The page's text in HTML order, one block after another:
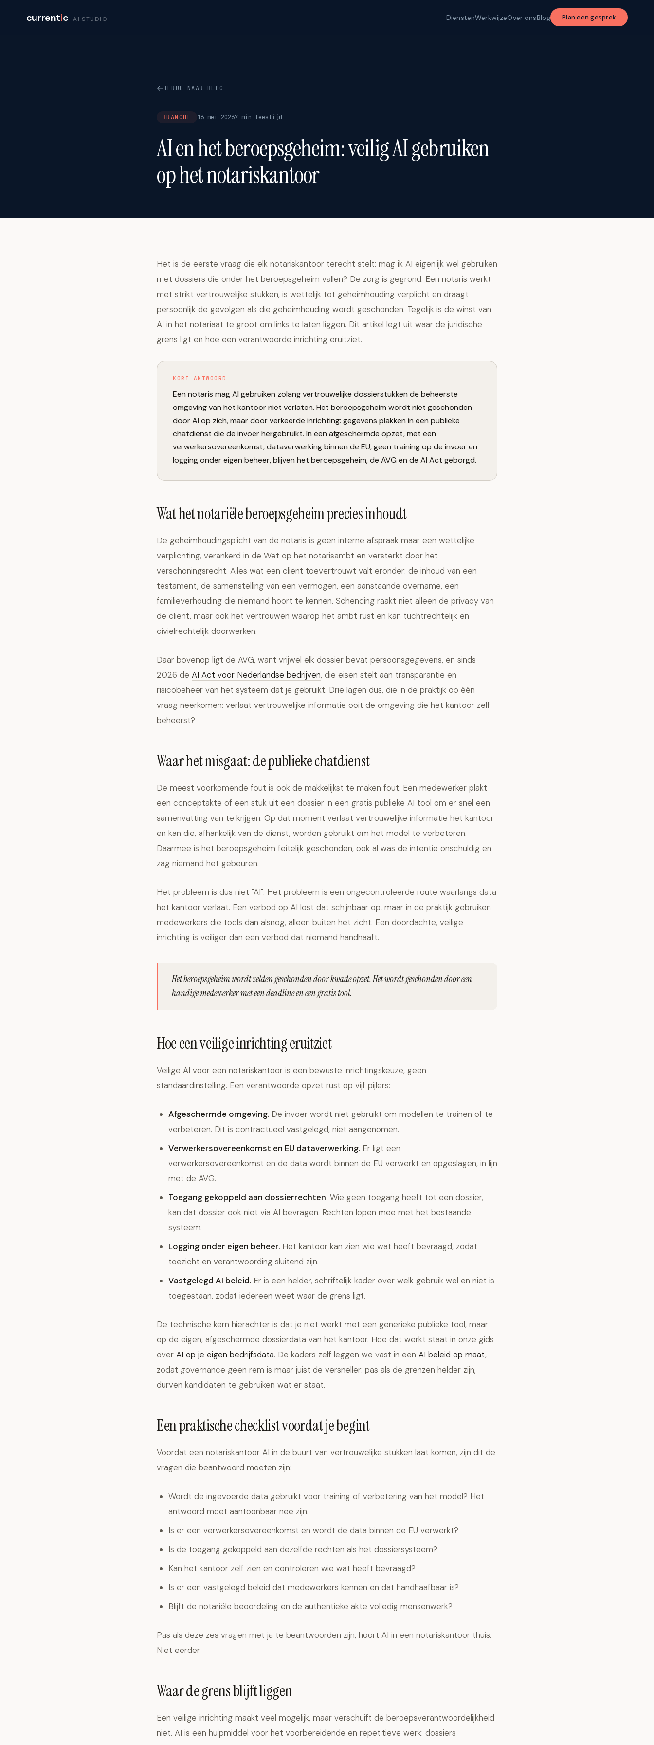
currentic AI STUDIO DienstenWerkwijzeOver onsBlog Plan een gesprek
TERUG NAAR BLOG
BRANCHE 16 mei 20267 min leestijd
AI en het beroepsgeheim: veilig AI gebruiken
op het notariskantoor
Het is de eerste vraag die elk notariskantoor terecht stelt: mag ik AI eigenlijk wel gebruiken
met dossiers die onder het beroepsgeheim vallen? De zorg is gegrond. Een notaris werkt
met strikt vertrouwelijke stukken, is wettelijk tot geheimhouding verplicht en draagt
persoonlijk de gevolgen als die geheimhouding wordt geschonden. Tegelijk is de winst van
AI in het notariaat te groot om links te laten liggen. Dit artikel legt uit waar de juridische
grens ligt en hoe een verantwoorde inrichting eruitziet.
KORT ANTWOORD
Een notaris mag AI gebruiken zolang vertrouwelijke dossierstukken de beheerste
omgeving van het kantoor niet verlaten. Het beroepsgeheim wordt niet geschonden
door AI op zich, maar door verkeerde inrichting: gegevens plakken in een publieke
chatdienst die de invoer hergebruikt. In een afgeschermde opzet, met een
verwerkersovereenkomst, dataverwerking binnen de EU, geen training op de invoer en
logging onder eigen beheer, blijven het beroepsgeheim, de AVG en de AI Act geborgd.
Wat het notariële beroepsgeheim precies inhoudt
De geheimhoudingsplicht van de notaris is geen interne afspraak maar een wettelijke
verplichting, verankerd in de Wet op het notarisambt en versterkt door het
verschoningsrecht. Alles wat een cliënt toevertrouwt valt eronder: de inhoud van een
testament, de samenstelling van een vermogen, een aanstaande overname, een
familieverhouding die niemand hoort te kennen. Schending raakt niet alleen de privacy van
de cliënt, maar ook het vertrouwen waarop het ambt rust en kan tuchtrechtelijk en
civielrechtelijk doorwerken.
Daar bovenop ligt de AVG, want vrijwel elk dossier bevat persoonsgegevens, en sinds
2026 de AI Act voor Nederlandse bedrijven, die eisen stelt aan transparantie en
risicobeheer van het systeem dat je gebruikt. Drie lagen dus, die in de praktijk op één
vraag neerkomen: verlaat vertrouwelijke informatie ooit de omgeving die het kantoor zelf
beheerst?
Waar het misgaat: de publieke chatdienst
De meest voorkomende fout is ook de makkelijkst te maken fout. Een medewerker plakt
een conceptakte of een stuk uit een dossier in een gratis publieke AI tool om er snel een
samenvatting van te krijgen. Op dat moment verlaat vertrouwelijke informatie het kantoor
en kan die, afhankelijk van de dienst, worden gebruikt om het model te verbeteren.
Daarmee is het beroepsgeheim feitelijk geschonden, ook al was de intentie onschuldig en
zag niemand het gebeuren.
Het probleem is dus niet "AI". Het probleem is een ongecontroleerde route waarlangs data
het kantoor verlaat. Een verbod op AI lost dat schijnbaar op, maar in de praktijk gebruiken
medewerkers die tools dan alsnog, alleen buiten het zicht. Een doordachte, veilige
inrichting is veiliger dan een verbod dat niemand handhaaft.
Het beroepsgeheim wordt zelden geschonden door kwade opzet. Het wordt geschonden door een
handige medewerker met een deadline en een gratis tool.
Hoe een veilige inrichting eruitziet
Veilige AI voor een notariskantoor is een bewuste inrichtingskeuze, geen
standaardinstelling. Een verantwoorde opzet rust op vijf pijlers:
Afgeschermde omgeving. De invoer wordt niet gebruikt om modellen te trainen of te
verbeteren. Dit is contractueel vastgelegd, niet aangenomen.
Verwerkersovereenkomst en EU dataverwerking. Er ligt een
verwerkersovereenkomst en de data wordt binnen de EU verwerkt en opgeslagen, in lijn
met de AVG.
Toegang gekoppeld aan dossierrechten. Wie geen toegang heeft tot een dossier,
kan dat dossier ook niet via AI bevragen. Rechten lopen mee met het bestaande
systeem.
Logging onder eigen beheer. Het kantoor kan zien wie wat heeft bevraagd, zodat
toezicht en verantwoording sluitend zijn.
Vastgelegd AI beleid. Er is een helder, schriftelijk kader over welk gebruik wel en niet is
toegestaan, zodat iedereen weet waar de grens ligt.
De technische kern hierachter is dat je niet werkt met een generieke publieke tool, maar
op de eigen, afgeschermde dossierdata van het kantoor. Hoe dat werkt staat in onze gids
over AI op je eigen bedrijfsdata. De kaders zelf leggen we vast in een AI beleid op maat,
zodat governance geen rem is maar juist de versneller: pas als de grenzen helder zijn,
durven kandidaten te gebruiken wat er staat.
Een praktische checklist voordat je begint
Voordat een notariskantoor AI in de buurt van vertrouwelijke stukken laat komen, zijn dit de
vragen die beantwoord moeten zijn:
Wordt de ingevoerde data gebruikt voor training of verbetering van het model? Het
antwoord moet aantoonbaar nee zijn.
Is er een verwerkersovereenkomst en wordt de data binnen de EU verwerkt?
Is de toegang gekoppeld aan dezelfde rechten als het dossiersysteem?
Kan het kantoor zelf zien en controleren wie wat heeft bevraagd?
Is er een vastgelegd beleid dat medewerkers kennen en dat handhaafbaar is?
Blijft de notariële beoordeling en de authentieke akte volledig mensenwerk?
Pas als deze zes vragen met ja te beantwoorden zijn, hoort AI in een notariskantoor thuis.
Niet eerder.
Waar de grens blijft liggen
Een veilige inrichting maakt veel mogelijk, maar verschuift de beroepsverantwoordelijkheid
niet. AI is een hulpmiddel voor het voorbereidende en repetitieve werk: dossiers